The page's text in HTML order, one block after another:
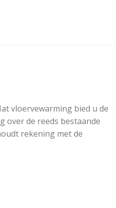
vloervewarming bied u de
over de reeds bestaande
rekening met de